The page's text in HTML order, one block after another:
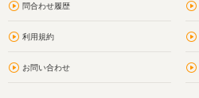
問合わせ履歴
利用規約
お問い合わせ